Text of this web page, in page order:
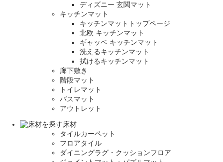
ディズニー 玄関マット
キッチンマット
キッチンマットトップページ
北欧 キッチンマット
ギャッベ キッチンマット
洗えるキッチンマット
拭けるキッチンマット
廊下敷き
階段マット
トイレマット
バスマット
アウトレット
床材
タイルカーペット
フロアタイル
ダイニングラグ・クッションフロア